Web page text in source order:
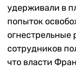
удерживали в
попыток
огнестрельные
сотрудников
что власти